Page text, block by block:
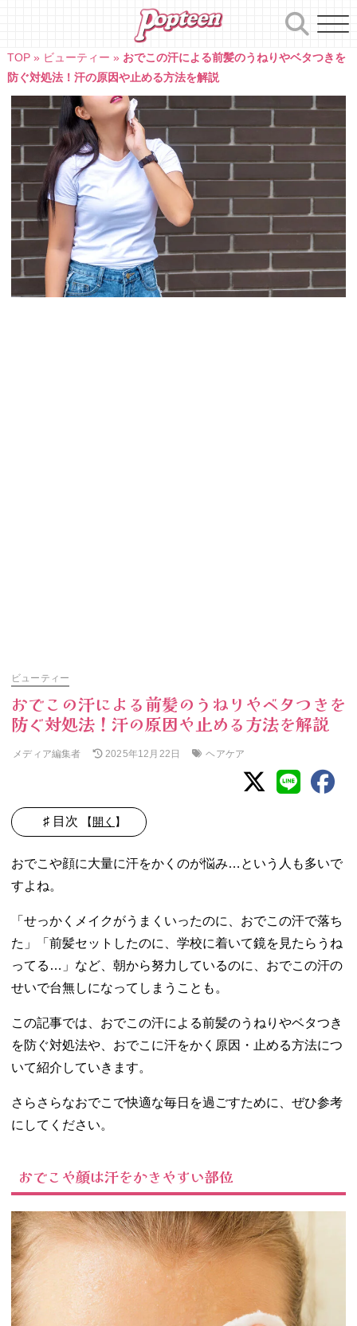
TOP» ビューティー » おでこの汗による前髪のうねりやベタつきを
防ぐ対処法！汗の原因や止める方法を解説
ビューティー
おでこの汗による前髪のうねりやベタつきを
防ぐ対処法！汗の原因や止める方法を解説
メディア編集者 2025年12月22日 ヘアケア
♯ 目次 【開く 】
汗をかきやすい
部位
よる前髪のうね
りやベタつきを
防ぐ対処法
− ヘアケア
− カーラー
を使って癖
をつける
− ハード系
ワックスを
使う
ベビーパウ
ダーをつけ
− ヘアアレ
ンジで前髪
をおでこに
つけない
− 縮毛矯正
をする
おでこや顔に大量に汗をかくのが悩み…という人も多いで
すよね。
「せっかくメイクがうまくいったのに、おでこの汗で落ち
た」「前髪セットしたのに、学校に着いて鏡を見たらうね
ってる…」など、朝から努力しているのに、おでこの汗の
せいで台無しになってしまうことも。
この記事では、おでこの汗による前髪のうねりやベタつき
を防ぐ対処法や、おでこに汗をかく原因・止める方法につ
いて紹介していきます。
さらさらなおでこで快適な毎日を過ごすために、ぜひ参考
にしてください。
おでこや顔は汗をかきやすい部位